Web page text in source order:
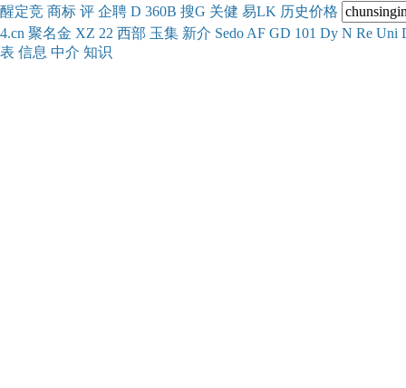
醒定竞 商标 评 企聘 D 360B 搜G 关健 易LK 历史价格
4.cn 聚名金 XZ 22 西部 玉集 新介 Sedo AF GD 101 Dy N Re Uni
表 信息 中介 知识